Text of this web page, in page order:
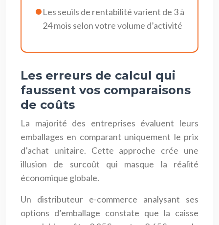
Les seuils de rentabilité varient de 3 à
24 mois selon votre volume d’activité
Les erreurs de calcul qui
faussent vos comparaisons
de coûts
La majorité des entreprises évaluent leurs
emballages en comparant uniquement le prix
d’achat unitaire. Cette approche crée une
illusion de surcoût qui masque la réalité
économique globale.
Un distributeur e-commerce analysant ses
options d’emballage constate que la caisse